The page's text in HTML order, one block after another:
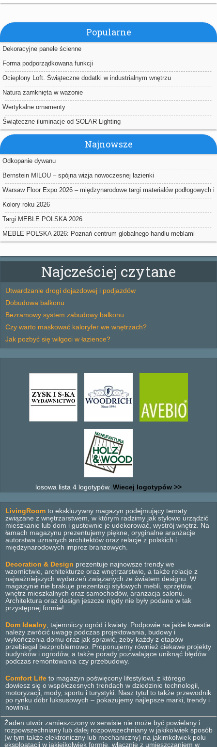
Popularne
Dekoracyjne panele ścienne
Forma podporządkowana funkcji
Ocieplony Loft. Świąteczne dodatki w industrialnym wnętrzu
Natura zamknięta w wazonie
Wertykalne ornamenty
Świąteczne iluminacje od SOLAR Lighting
Najnowsze
Odkopanie dywanu
Bernstein MILOU – spójna wizja nowoczesnej łazienki
Warsaw Floor Expo 2026 – międzynarodowe targi materiałów podłogowych i
powierzchniowych w Nadarzynie
Kolory roku 2026
Targi MEBLE POLSKA 2026
MEBLE POLSKA 2026: Poznań centrum globalnego handlu meblami
Najcześciej czytane
Utwardzanie drogi dojazdowej i podjazdów
Dobudowa balkonu
Bezramowy system zabudowy balkonu
Czy warto maskować kaloryfer we wnętrzach?
Jak pozbyć się wilgoci w łazience?
losowa lista 4 logotypów. Wiecej logotypów >>
LivingRoom to ekskluzywny magazyn podejmujący tematy
związane z wnętrzarstwem, w którym radzimy jak stylowo urządzić
mieszkanie lub dom i gustownie je udekorować, wystrój wnętrz. Na
łamach magazynu prezentujemy piękne, oryginalne aranżacje
autorstwa uznanych architektów oraz relacje z polskich i
międzynarodowych imprez branżowych.
Decoration & Design prezentuje najnowsze trendy we
wzornictwie, architekturze oraz wnętrzarstwie, a także relacje z
najważniejszych wydarzeń związanych ze światem designu. W
magazynie nie brakuje prezentacji stylowych mebli, sprzętów,
wnętrz mieszkalnych oraz samochodów, aranżacja salonu.
Architektura oraz design jeszcze nigdy nie były podane w tak
przystępnej formie!
Dom Idealny , tajemniczy ogród i kwiaty. Podpowie na jakie kwestie
należy zwrócić uwagę podczas projektowania, budowy i
wykończenia domu oraz jak sprawić, żeby każdy z etapów
przebiegał bezproblemowo. Proponujemy również ciekawe projekty
budynków i ogrodów, a także porady pozwalające uniknąć błędów
podczas remontowania czy przebudowy.
Comfort Life to magazyn poświęcony lifestylowi, z którego
dowiesz się o współczesnych trendach w dziedzinie technologii,
motoryzacji, mody, sportu i turystyki. Nasz tytuł to także przewodnik
po rynku dóbr luksusowych – pokazujemy najlepsze marki, trendy i
nowinki.
Żaden utwór zamieszczony w serwisie nie może być powielany i
rozpowszechniany lub dalej rozpowszechniany w jakikolwiek sposób
(w tym także elektroniczny lub mechaniczny) na jakimkolwiek polu
eksploatacji w jakiejkolwiek formie, włącznie z umieszczaniem w